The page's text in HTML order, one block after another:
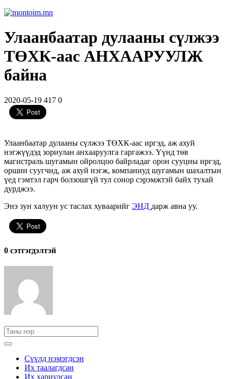
Улаанбаатар дулааны сүлжээ
ТӨХК-аас АНХААРУУЛЖ
байна
2020-05-19 417 0
Улаанбаатар дулааны сүлжээ ТӨХК-аас иргэд, аж ахуй
нэгжүүдэд зориулан анхааруулга гаргажээ. Үүнд төв
магистраль шугамын ойролцоо байрладаг орон сууцны иргэд,
оршин суугчид, аж ахуй нэгж, компаниуд шугамын шахалтын
үед гэмтэл гарч болзошгүй тул сонор сэрэмжтэй байх тухай
дурджээ.
Энэ зун халуун ус таслах хуваарийг ЭНД дарж авна уу.
0 cэтгэгдэлтэй
Сүүлд нэмэгдсэн
Их таалагдсан
Их хариулсан